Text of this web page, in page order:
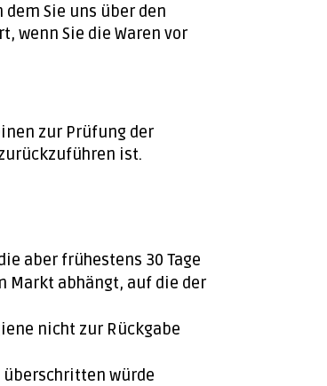
Sie uns über den
wenn Sie die Waren vor
zur Prüfung der
ist.
aber frühestens 30 Tage
Markt abhängt, auf die der
nicht zur Rückgabe
überschritten würde